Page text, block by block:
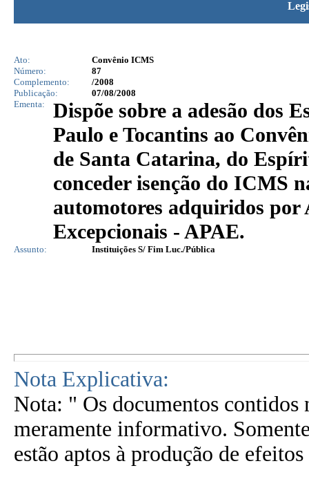
Ato:
Convênio ICMS
Número:
87
Complemento:
/2008
Publicação:
07/08/2008
Ementa:
Dispõe sobre a adesão dos
Paulo e Tocantins ao
de Santa Catarina, do
conceder isenção do ICMS
automotores adquiridos por
Excepcionais - APAE.
Assunto: Instituições S/ Fim Luc./Pública
Nota Explicativa:
Nota: " Os documentos contidos
meramente informativo.
estão aptos à produção de